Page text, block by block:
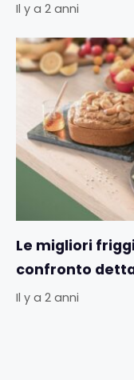
Il y a 2 anni
Le migliori
confronto
Il y a 2 anni